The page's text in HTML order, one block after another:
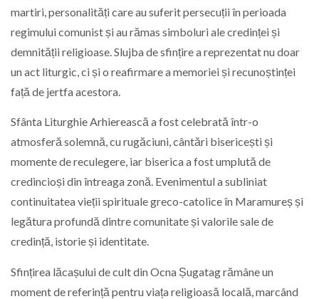
martiri, personalități care au suferit persecuții în perioada
regimului comunist și au rămas simboluri ale credinței și
demnității religioase. Slujba de sfințire a reprezentat nu doar
un act liturgic, ci și o reafirmare a memoriei și recunoștinței
față de jertfa acestora.
Sfânta Liturghie Arhierească a fost celebrată într-o
atmosferă solemnă, cu rugăciuni, cântări bisericești și
momente de reculegere, iar biserica a fost umplută de
credincioși din întreaga zonă. Evenimentul a subliniat
continuitatea vieții spirituale greco-catolice în Maramureș și
legătura profundă dintre comunitate și valorile sale de
credință, istorie și identitate.
Sfințirea lăcașului de cult din Ocna Șugatag rămâne un
moment de referință pentru viața religioasă locală, marcând